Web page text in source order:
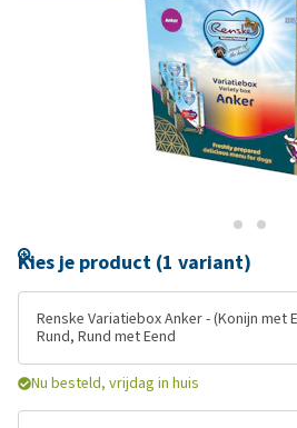
Kies je product (1 variant)
Renske Variatiebox Anker - (Konijn met
Rund, Rund met Eend
Nu besteld, vrijdag in huis